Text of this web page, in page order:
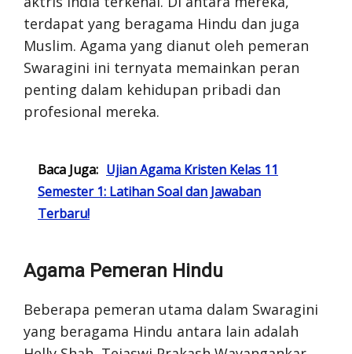
terdapat yang beragama Hindu dan juga
Muslim. Agama yang dianut oleh pemeran
Swaragini ini ternyata memainkan peran
penting dalam kehidupan pribadi dan
profesional mereka.
Baca Juga: Ujian Agama Kristen Kelas 11
Semester 1: Latihan Soal dan Jawaban
Terbaru!
Agama Pemeran Hindu
Beberapa pemeran utama dalam Swaragini
yang beragama Hindu antara lain adalah